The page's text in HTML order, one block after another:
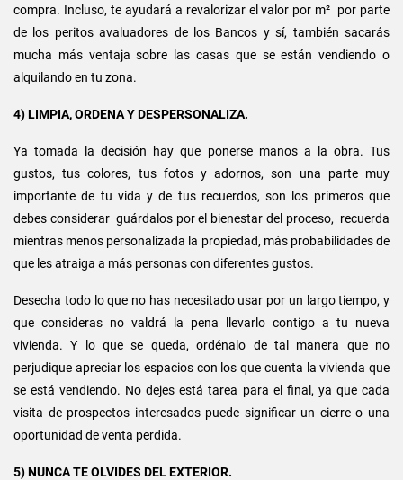
compra. Incluso, te ayudará a revalorizar el valor por m² por parte
de los peritos avaluadores de los Bancos y sí, también sacarás
mucha más ventaja sobre las casas que se están vendiendo o
alquilando en tu zona.
4) LIMPIA, ORDENA Y DESPERSONALIZA.
Ya tomada la decisión hay que ponerse manos a la obra. Tus
gustos, tus colores, tus fotos y adornos, son una parte muy
importante de tu vida y de tus recuerdos, son los primeros que
debes considerar guárdalos por el bienestar del proceso, recuerda
mientras menos personalizada la propiedad, más probabilidades de
que les atraiga a más personas con diferentes gustos.
Desecha todo lo que no has necesitado usar por un largo tiempo, y
que consideras no valdrá la pena llevarlo contigo a tu nueva
vivienda. Y lo que se queda, ordénalo de tal manera que no
perjudique apreciar los espacios con los que cuenta la vivienda que
se está vendiendo. No dejes está tarea para el final, ya que cada
visita de prospectos interesados puede significar un cierre o una
oportunidad de venta perdida.
5) NUNCA TE OLVIDES DEL EXTERIOR.